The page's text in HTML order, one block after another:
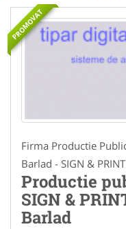
PROMOVAT
Firma Productie
Barlad - SIGN &
Productie
SIGN &
Barlad